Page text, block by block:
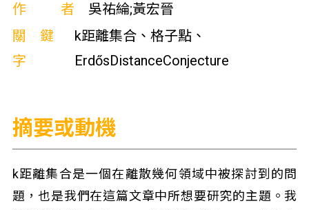
作者
吳祐綸;黃宏晉
關鍵
字
k距離集合、格子點、
ErdősDistanceConjecture
摘要或動機
k距離集合是一個在離散幾何領域中被探討到的問
題，也是我們在這篇文章中所想要研究的主題。我